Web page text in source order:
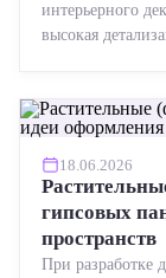
интерьерного
высокая
18.06.2026
гипсовых
пространств
При разработке